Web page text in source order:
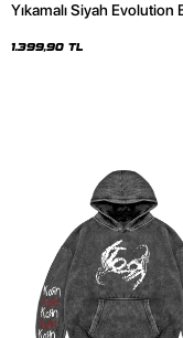
Yıkamalı Siyah Evolution
Hoodie
1.399,90 TL